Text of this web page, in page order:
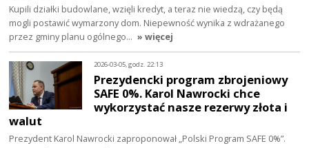
Kupili działki budowlane, wzięli kredyt, a teraz nie wiedzą, czy będą
mogli postawić wymarzony dom. Niepewność wynika z wdrażanego
przez gminy planu ogólnego… » więcej
2026-03-05, godz. 22:13
Prezydencki program zbrojeniowy
SAFE 0%. Karol Nawrocki chce
wykorzystać nasze rezerwy złota i
walut
Prezydent Karol Nawrocki zaproponował „Polski Program SAFE 0%”.